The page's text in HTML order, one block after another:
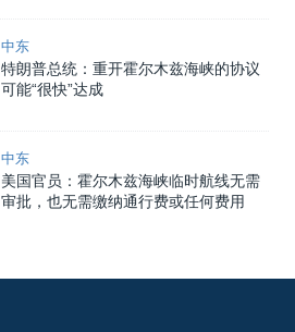
中东
特朗普总统：重开霍尔木兹海峡的协议
可能“很快”达成
中东
美国官员：霍尔木兹海峡临时航线无需
审批，也无需缴纳通行费或任何费用